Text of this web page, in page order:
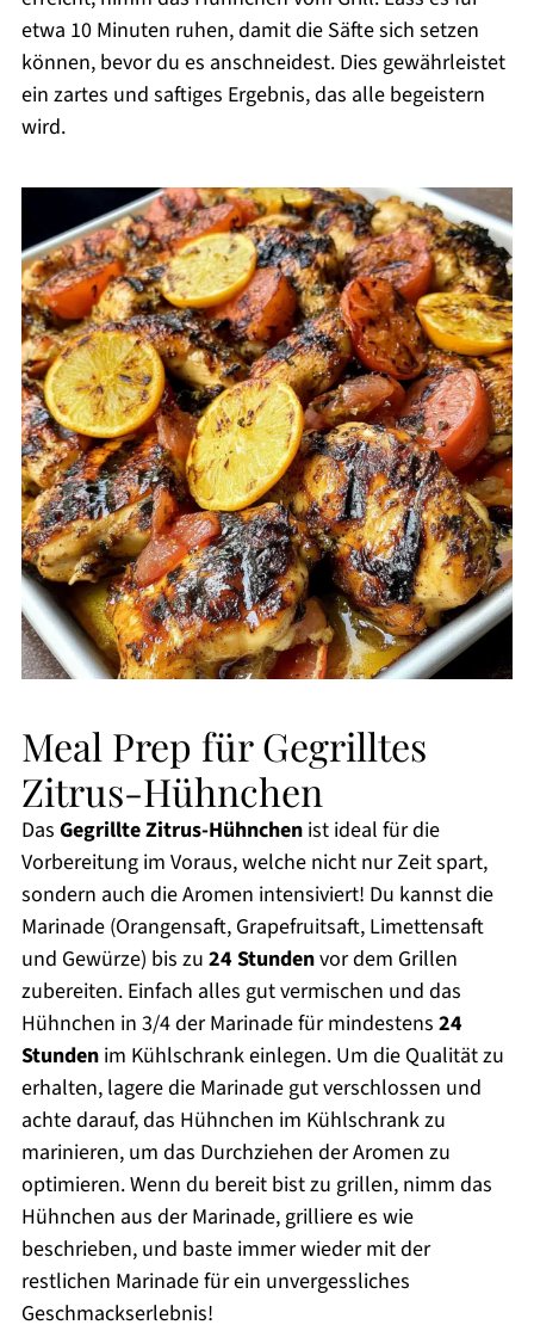
etwa 10 Minuten ruhen, damit die Säfte sich setzen
können, bevor du es anschneidest. Dies gewährleistet
ein zartes und saftiges Ergebnis, das alle begeistern
wird.
Meal Prep für Gegrilltes
Zitrus-Hühnchen
Das Gegrillte Zitrus-Hühnchenist ideal für die
Vorbereitung im Voraus, welche nicht nur Zeit spart,
sondern auch die Aromen intensiviert! Du kannst die
Marinade (Orangensaft, Grapefruitsaft, Limettensaft
und Gewürze) bis zu 24 Stundenvor dem Grillen
zubereiten. Einfach alles gut vermischen und das
Hühnchen in 3/4 der Marinade für mindestens 24
Stundenim Kühlschrank einlegen. Um die Qualität zu
erhalten, lagere die Marinade gut verschlossen und
achte darauf, das Hühnchen im Kühlschrank zu
marinieren, um das Durchziehen der Aromen zu
optimieren. Wenn du bereit bist zu grillen, nimm das
Hühnchen aus der Marinade, grilliere es wie
beschrieben, und baste immer wieder mit der
restlichen Marinade für ein unvergessliches
Geschmackserlebnis!